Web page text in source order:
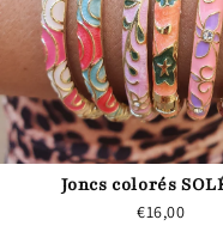
Joncs colorés
€16,00